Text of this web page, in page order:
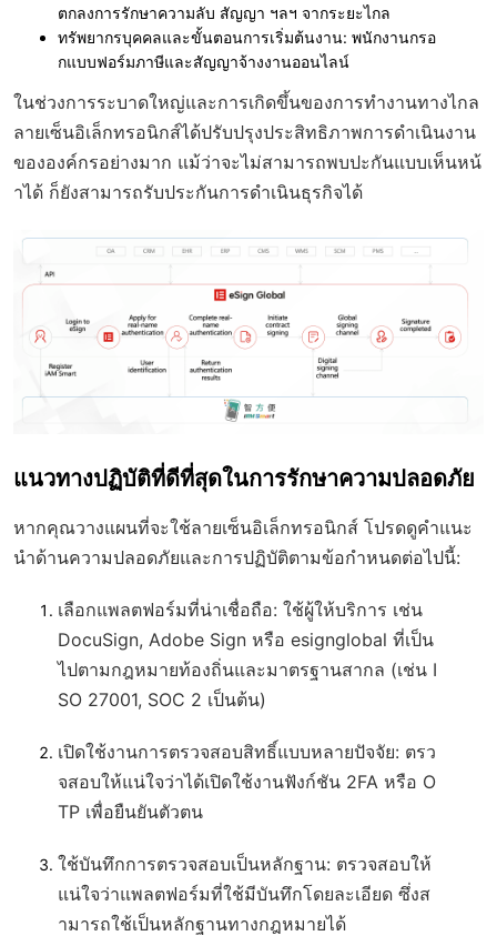
ตกลงการรักษาความลับ สัญญา ฯลฯ จากระยะไกล
ทรัพยากรบุคคลและขั้นตอนการเริ่มต้นงาน: พนักงานกรอ
กแบบฟอร์มภาษีและสัญญาจ้างงานออนไลน์
ในช่วงการระบาดใหญ่และการเกิดขึ้นของการทำงานทางไกล
ลายเซ็นอิเล็กทรอนิกส์ได้ปรับปรุงประสิทธิภาพการดำเนินงาน
ขององค์กรอย่างมาก แม้ว่าจะไม่สามารถพบปะกันแบบเห็นหน้
าได้ ก็ยังสามารถรับประกันการดำเนินธุรกิจได้
แนวทางปฏิบัติที่ดีที่สุดในการรักษาความปลอดภัย
หากคุณวางแผนที่จะใช้ลายเซ็นอิเล็กทรอนิกส์ โปรดดูคำแนะ
นำด้านความปลอดภัยและการปฏิบัติตามข้อกำหนดต่อไปนี้:
เลือกแพลตฟอร์มที่น่าเชื่อถือ: ใช้ผู้ให้บริการ เช่น
DocuSign, Adobe Sign หรือ esignglobal ที่เป็น
ไปตามกฎหมายท้องถิ่นและมาตรฐานสากล (เช่น I
SO 27001, SOC 2 เป็นต้น)
เปิดใช้งานการตรวจสอบสิทธิ์แบบหลายปัจจัย: ตรว
จสอบให้แน่ใจว่าได้เปิดใช้งานฟังก์ชัน 2FA หรือ O
TP เพื่อยืนยันตัวตน
ใช้บันทึกการตรวจสอบเป็นหลักฐาน: ตรวจสอบให้
แน่ใจว่าแพลตฟอร์มที่ใช้มีบันทึกโดยละเอียด ซึ่งส
ามารถใช้เป็นหลักฐานทางกฎหมายได้